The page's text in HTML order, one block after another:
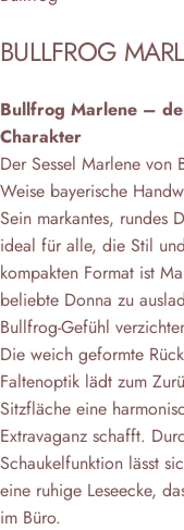
BULLFROG
Bullfrog Marlene –
Charakter
Der Sessel Marlene von
Weise bayerische
Sein markantes, rundes
ideal für alle, die Stil
kompakten Format ist
beliebte Donna zu
Bullfrog-Gefühl
Die weich geformte
Faltenoptik lädt zum
Sitzfläche eine
Extravaganz schafft.
Schaukelfunktion lässt
eine ruhige Leseecke,
im Büro.